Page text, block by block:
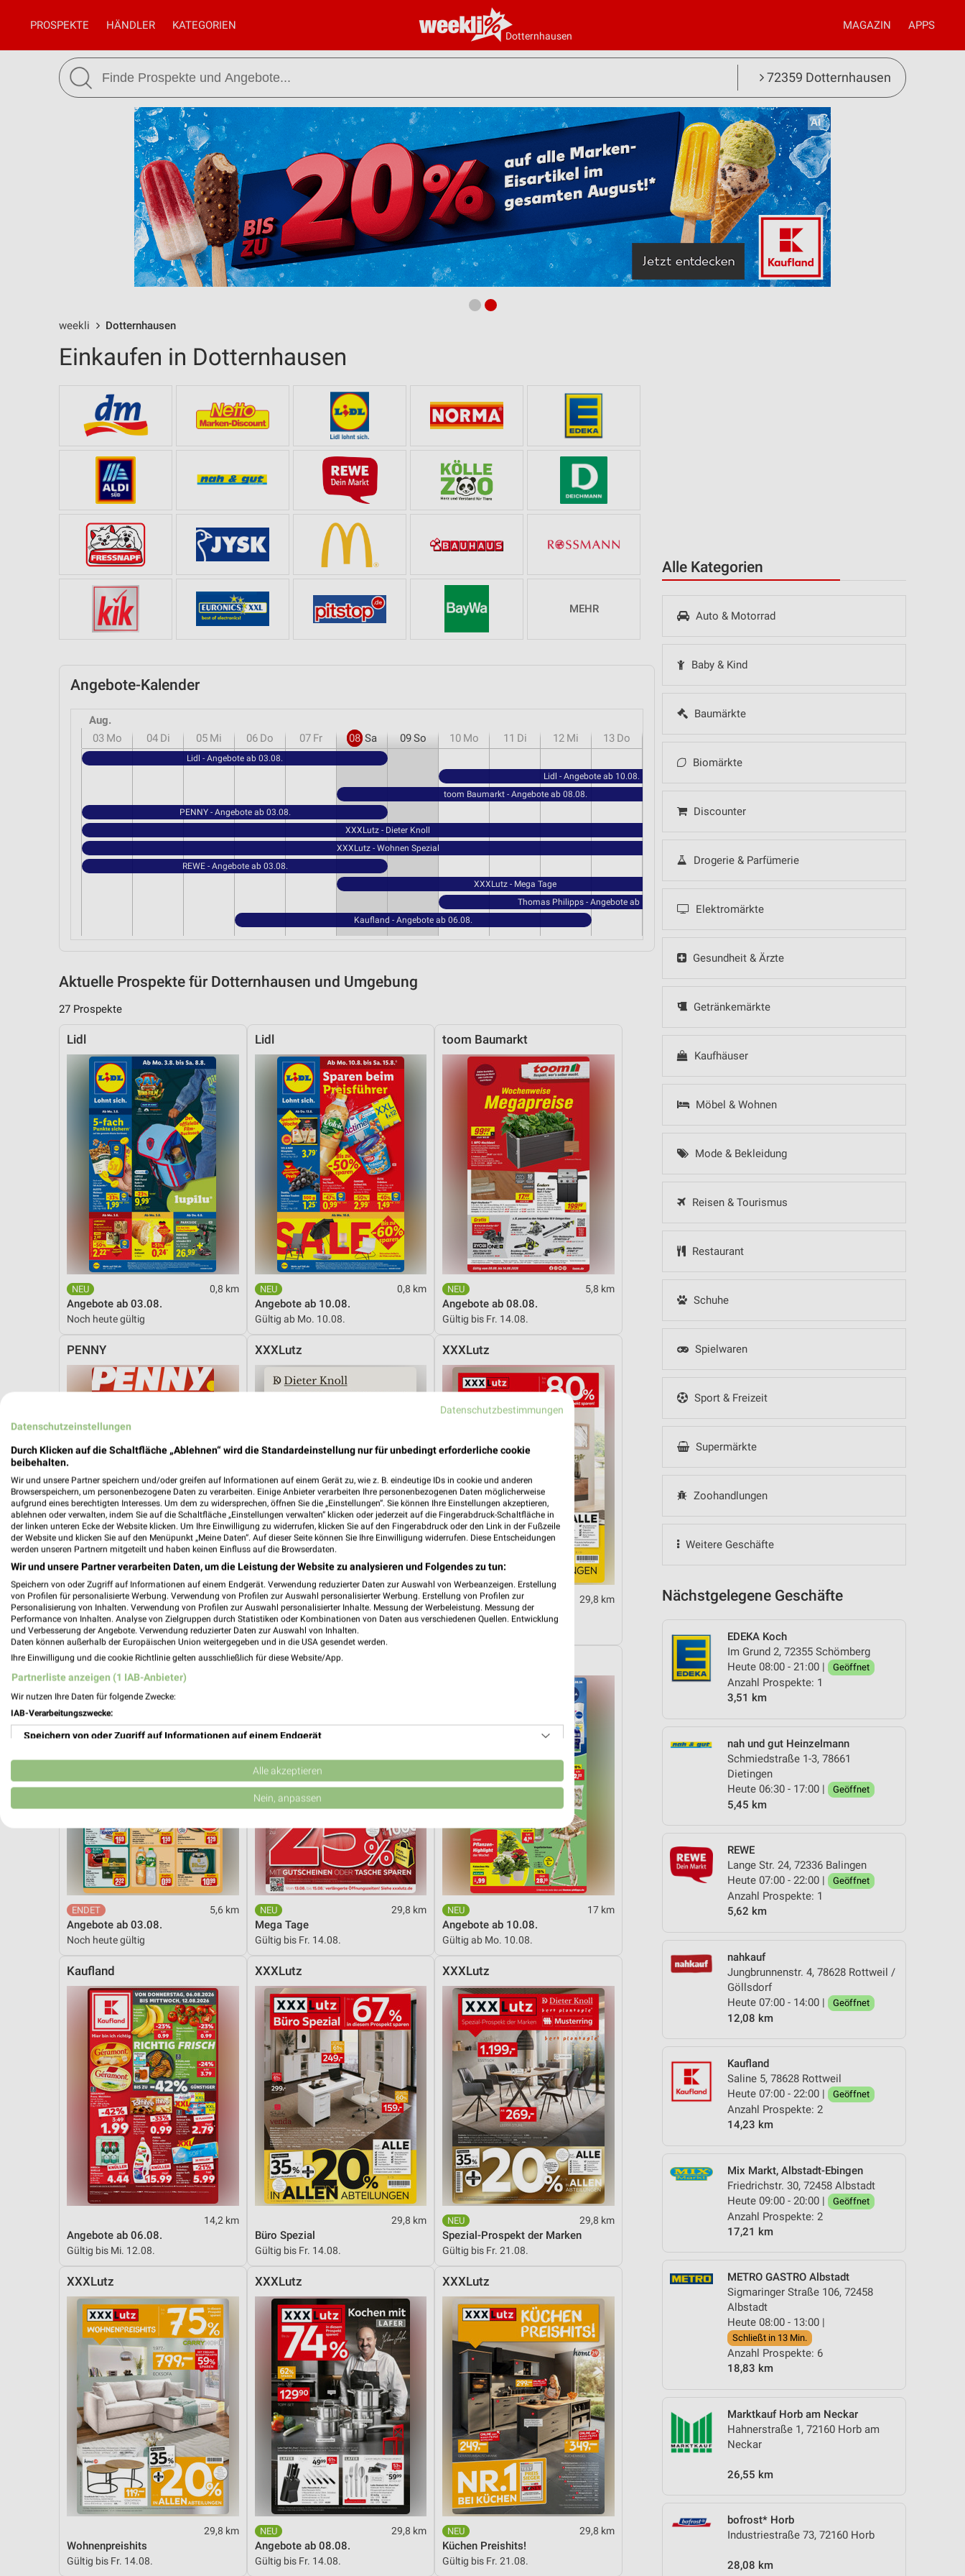
Dotternhausen
PROSPEKTE HÄNDLER KATEGORIEN MAGAZIN APPS
72359 Dotternhausen
weekli Dotternhausen
Alle Kategorien
Auto & Motorrad
Baby & Kind
Baumärkte
Biomärkte
Discounter
Drogerie & Parfümerie
Elektromärkte
Gesundheit & Ärzte
Getränkemärkte
Kaufhäuser
Möbel & Wohnen
Mode & Bekleidung
Reisen & Tourismus
Restaurant
Schuhe
Spielwaren
Sport & Freizeit
Supermärkte
Zoohandlungen
Weitere Geschäfte
Nächstgelegene Geschäfte
EDEKA Koch
Im Grund 2, 72355 Schömberg
Heute 08:00 - 21:00 |
Geöffnet
Anzahl Prospekte: 1
3,51 km
nah und gut Heinzelmann
Schmiedstraße 1-3, 78661
Dietingen
Heute 06:30 - 17:00 |
Geöffnet
5,45 km
REWE
Lange Str. 24, 72336 Balingen
Heute 07:00 - 22:00 |
Geöffnet
Anzahl Prospekte: 1
5,62 km
nahkauf
Jungbrunnenstr. 4, 78628 Rottweil /
Göllsdorf
Heute 07:00 - 14:00 |
Geöffnet
12,08 km
Kaufland
Saline 5, 78628 Rottweil
Heute 07:00 - 22:00 |
Geöffnet
Anzahl Prospekte: 2
14,23 km
Mix Markt, Albstadt-Ebingen
Friedrichstr. 30, 72458 Albstadt
Heute 09:00 - 20:00 |
Geöffnet
Anzahl Prospekte: 2
17,21 km
METRO GASTRO Albstadt
Sigmaringer Straße 106, 72458
Albstadt
Heute 08:00 - 13:00 |
Schließt in 13 Min.
Anzahl Prospekte: 6
18,83 km
Marktkauf Horb am Neckar
Hahnerstraße 1, 72160 Horb am
Neckar
26,55 km
bofrost* Horb
Industriestraße 73, 72160 Horb
28,08 km
Einkaufen in Dotternhausen
MEHR
Angebote-Kalender
Aug.
03 Mo 04 Di 05 Mi 06 Do 07 Fr 08 Sa 09So 10 Mo 11 Di 12 Mi 13 Do
Lidl - Angebote ab 03.08.
Lidl - Angebote ab 10.08.
toom Baumarkt - Angebote ab 08.08.
PENNY - Angebote ab 03.08.
XXXLutz - Dieter Knoll
XXXLutz - Wohnen Spezial
REWE - Angebote ab 03.08.
XXXLutz - Mega Tage
Thomas Philipps - Angebote ab 10.08.
Kaufland - Angebote ab 06.08.
Aktuelle Prospekte für Dotternhausen und Umgebung
27 Prospekte
Lidl
0,8 km
Angebote ab 03.08.
Noch heute gültig
Lidl
0,8 km
Angebote ab 10.08.
Gültig ab Mo. 10.08.
toom Baumarkt
5,8 km
Angebote ab 08.08.
Gültig bis Fr. 14.08.
PENNY
9 km
Angebote ab 03.08.
Noch heute gültig
XXXLutz
29,8 km
Dieter Knoll
Gültig bis Fr. 14.08.
XXXLutz
29,8 km
Wohnen Spezial
REWE
5,6 km
Angebote ab 03.08.
Noch heute gültig
XXXLutz
29,8 km
Mega Tage
Gültig bis Fr. 14.08.
17 km
Angebote ab 10.08.
Gültig ab Mo. 10.08.
Kaufland
14,2 km
Angebote ab 06.08.
Gültig bis Mi. 12.08.
XXXLutz
29,8 km
Büro Spezial
Gültig bis Fr. 14.08.
XXXLutz
29,8 km
Spezial-Prospekt der Marken
Gültig bis Fr. 21.08.
XXXLutz
29,8 km
Wohnenpreishits
Gültig bis Fr. 14.08.
XXXLutz
29,8 km
Angebote ab 08.08.
Gültig bis Fr. 14.08.
XXXLutz
29,8 km
Küchen Preishits!
Gültig bis Fr. 21.08.
Datenschutzbestimmungen
Datenschutzeinstellungen
Durch Klicken auf die Schaltfläche „Ablehnen“ wird die Standardeinstellung nur für unbedingt erforderliche cookie
beibehalten.
Wir und unsere Partner speichern und/oder greifen auf Informationen auf einem Gerät zu, wie z. B. eindeutige IDs in cookie und anderen
Browserspeichern, um personenbezogene Daten zu verarbeiten. Einige Anbieter verarbeiten Ihre personenbezogenen Daten möglicherweise
aufgrund eines berechtigten Interesses. Um dem zu widersprechen, öffnen Sie die „Einstellungen“. Sie können Ihre Einstellungen akzeptieren,
ablehnen oder verwalten, indem Sie auf die Schaltfläche „Einstellungen verwalten“ klicken oder jederzeit auf die Fingerabdruck-Schaltfläche in
der linken unteren Ecke der Website klicken. Um Ihre Einwilligung zu widerrufen, klicken Sie auf den Fingerabdruck oder den Link in der Fußzeile
der Website und klicken Sie auf den Menüpunkt „Meine Daten“. Auf dieser Seite können Sie Ihre Einwilligung widerrufen. Diese Entscheidungen
werden unseren Partnern mitgeteilt und haben keinen Einfluss auf die Browserdaten.
Wir und unsere Partner verarbeiten Daten, um die Leistung der Website zu analysieren und Folgendes zu tun:
Speichern von oder Zugriff auf Informationen auf einem Endgerät. Verwendung reduzierter Daten zur Auswahl von Werbeanzeigen. Erstellung
von Profilen für personalisierte Werbung. Verwendung von Profilen zur Auswahl personalisierter Werbung. Erstellung von Profilen zur
Personalisierung von Inhalten. Verwendung von Profilen zur Auswahl personalisierter Inhalte. Messung der Werbeleistung. Messung der
Performance von Inhalten. Analyse von Zielgruppen durch Statistiken oder Kombinationen von Daten aus verschiedenen Quellen. Entwicklung
und Verbesserung der Angebote. Verwendung reduzierter Daten zur Auswahl von Inhalten.
Daten können außerhalb der Europäischen Union weitergegeben und in die USA gesendet werden.
Ihre Einwilligung und die cookie Richtlinie gelten ausschließlich für diese Website/App.
Partnerliste anzeigen (1 IAB-Anbieter)
Wir nutzen Ihre Daten für folgende Zwecke:
IAB-Verarbeitungszwecke:
Speichern von oder Zugriff auf Informationen auf einem Endgerät
Verwendung reduzierter Daten zur Auswahl von Werbeanzeigen
Erstellung von Profilen für personalisierte Werbung
Erstellung von Profilen zur Personalisierung von Inhalten
Verwendung von Profilen zur Auswahl personalisierter Inhalte
Messung der Werbeleistung
Messung der Performance von Inhalten
Analyse von Zielgruppen durch Statistiken oder Kombinationen von Daten aus verschiedenen
Entwicklung und Verbesserung der Angebote
Verwendung reduzierter Daten zur Auswahl von Inhalten
Verwendung genauer Standortdaten
Geräte anhand von aktiv angeforderten Informationen identifizieren
Nicht-IAB-Verarbeitungszwecke:
Alle akzeptieren
Nein, anpassen